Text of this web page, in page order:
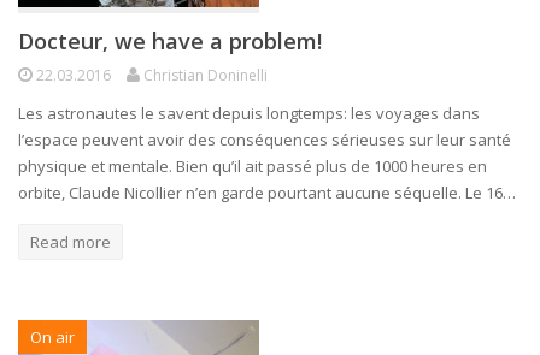
Docteur, we have a problem!
22.03.2016 Christian Doninelli
Les astronautes le savent depuis longtemps: les voyages dans
l’espace peuvent avoir des conséquences sérieuses sur leur santé
physique et mentale. Bien qu’il ait passé plus de 1000 heures en
orbite, Claude Nicollier n’en garde pourtant aucune séquelle. Le 16…
Read more
On air